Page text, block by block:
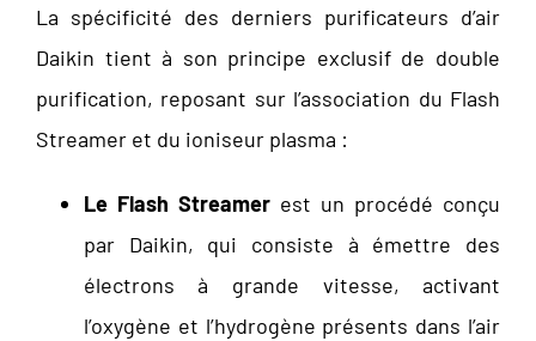
La spécificité des derniers purificateurs d’air
Daikin tient à son principe exclusif de double
purification, reposant sur l’association du Flash
Streamer et du ioniseur plasma :
Le Flash Streamer est un procédé conçu
par Daikin, qui consiste à émettre des
électrons à grande vitesse, activant
l’oxygène et l’hydrogène présents dans l’air